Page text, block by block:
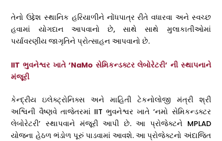
તેનો ઉદ્દેશ સ્થાનિક હરિયાળીને નોંધપાત્ર રીતે વધારવા અને સ્વચ્છ
હવામાં યોગદાન આપવાનો છે, સાથે સાથે મુલાકાતીઓમાં
પર્યાવરણીય જાગૃતિને પ્રોત્સાહન આપવાનો છે.
IIT ભુવનેશ્વર ખાતે ‘NaMo સેમિકન્ડક્ટર લેબોરેટરી’ ની સ્થાપનાને
મંજૂરી
કેન્દ્રીય ઇલેક્ટ્રોનિક્સ અને માહિતી ટેકનોલોજી મંત્રી શ્રી
અશ્વિની વૈષ્ણવે તાજેતરમાં IIT ભુવનેશ્વર ખાતે ‘નમો સેમિકન્ડક્ટર
લેબોરેટરી’ સ્થાપવાને મંજૂરી આપી છે. આ પ્રોજેક્ટને MPLAD
યોજના હેઠળ ભંડોળ પૂરું પાડવામાં આવશે. આ પ્રોજેક્ટનો અંદાજિત